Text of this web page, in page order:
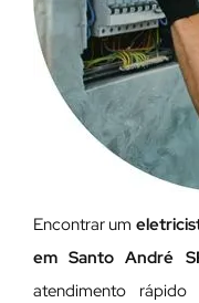
Encontrar um
em Santo André
atendimento